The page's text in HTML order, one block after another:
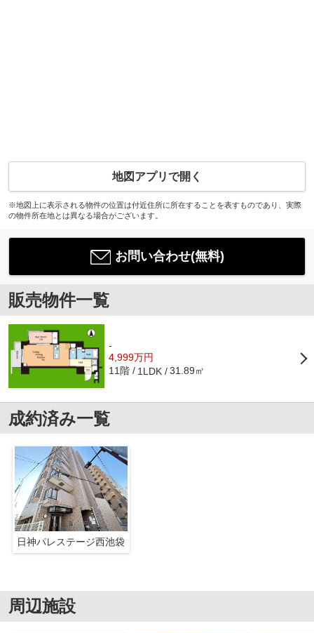
地図アプリで開く
※地図上に表示される物件の位置は付近住所に所在することを表すものであり、実際
の物件所在地とは異なる場合がございます。
お問い合わせ(無料)
販売物件一覧
-
4,999万円
11階 1LDK 31.89㎡
成約済み一覧
日神パレステージ西池袋
周辺施設